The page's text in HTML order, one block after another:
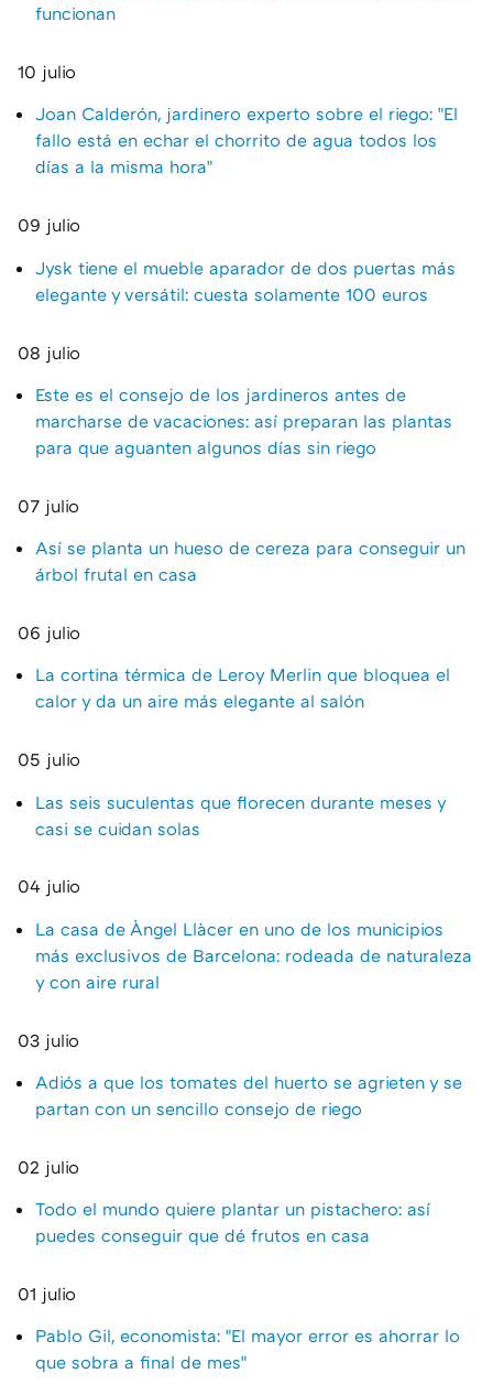
funcionan
10 julio
Joan Calderón, jardinero experto sobre el riego: "El
fallo está en echar el chorrito de agua todos los
días a la misma hora"
09 julio
Jysk tiene el mueble aparador de dos puertas más
elegante y versátil: cuesta solamente 100 euros
08 julio
Este es el consejo de los jardineros antes de
marcharse de vacaciones: así preparan las plantas
para que aguanten algunos días sin riego
07 julio
Así se planta un hueso de cereza para conseguir un
árbol frutal en casa
06 julio
La cortina térmica de Leroy Merlin que bloquea el
calor y da un aire más elegante al salón
05 julio
Las seis suculentas que florecen durante meses y
casi se cuidan solas
04 julio
La casa de Àngel Llàcer en uno de los municipios
más exclusivos de Barcelona: rodeada de naturaleza
y con aire rural
03 julio
Adiós a que los tomates del huerto se agrieten y se
partan con un sencillo consejo de riego
02 julio
Todo el mundo quiere plantar un pistachero: así
puedes conseguir que dé frutos en casa
01 julio
Pablo Gil, economista: "El mayor error es ahorrar lo
que sobra a final de mes"